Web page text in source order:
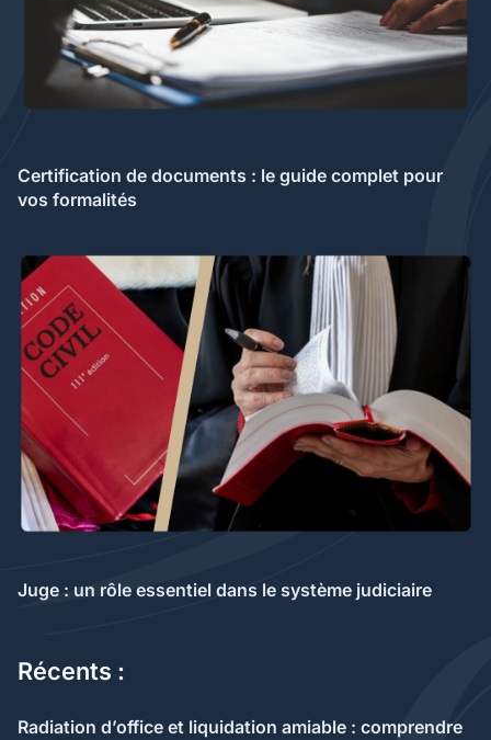
Certification de documents : le guide complet pour
vos formalités
Juge : un rôle essentiel dans le système judiciaire
Récents :
Radiation d’office et liquidation amiable : comprendre